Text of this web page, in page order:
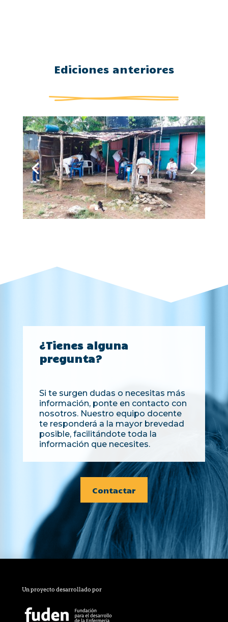
Ediciones anteriores
¿Tienes alguna
pregunta?
Si te surgen dudas o necesitas más
información, ponte en contacto con
nosotros. Nuestro equipo docente
te responderá a la mayor brevedad
posible, facilitándote toda la
información que necesites.
Contactar
Un proyecto desarrollado por